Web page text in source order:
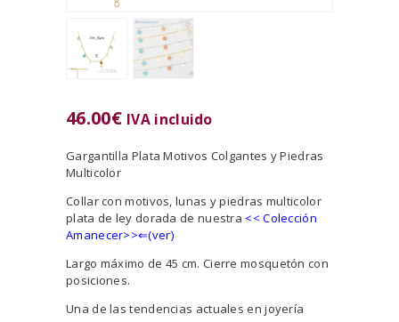
46.00€ IVA incluido
Gargantilla Plata Motivos Colgantes y Piedras
Multicolor
Collar con motivos, lunas y piedras multicolor
plata de ley dorada de nuestra <<Colección
Amanecer>>⇐(ver)
Largo máximo de 45 cm. Cierre mosquetón con
posiciones.
Una de las tendencias actuales en joyería